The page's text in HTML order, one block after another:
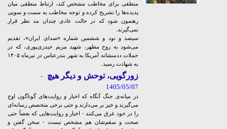
منطقی برای مخاطب مشخص کند، ارتباط منطقی میان
پدیده‌ها را تشریح کرده و توجه مخاطب به سمت و سویی
رهنمون شود که در حالت عادی چندان مد نظر قرار
نمی‌گیرند.
سیصد و نود و ششمین شماره «صدای ایران»، تقدیم
می‌شود به روح مطهر، شهید مریم حیدری‌پوری، که در
حملات ددمنشانه آمریکا به شهر بندرعباس در تیرماه ۱۴۰۵
به شهادت رسید.
زورگویی، توحش و دیگر هیچ
-
1405/05/07
در میانه‌ی جنگ آنگاه که اخبار و روایت‌های گوناگون اوج
می‌گیرند و خیز بر می‌دارند و حتی برخی متخصص رسانه‌ای
را در خود غرق می‌کنند - اخبار و روایت‌هایی که بعضاً حتی
صحت و سقم‌شان هم مشخص نیست - سخن گفتن و